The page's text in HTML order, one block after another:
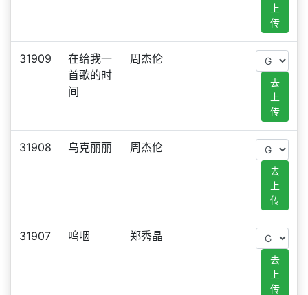
上
传
31909
在给我一
首歌的时
间
周杰伦
去
上
传
31908 乌克丽丽 周杰伦
去
上
传
31907 呜咽 郑秀晶
去
上
传